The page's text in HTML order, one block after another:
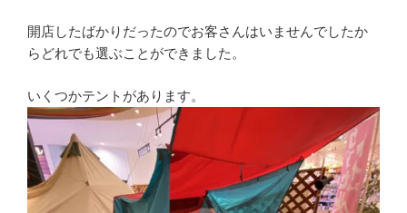
開店したばかりだったのでお客さんはいませんでしたか
らどれでも選ぶことができました。
いくつかテントがあります。